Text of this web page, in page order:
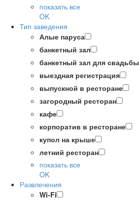
показать все
OK
Тип заведения
Алые паруса
банкетный зал
банкетный зал для свадьбы
выездная регистрация
выпускной в ресторане
загородный ресторан
кафе
корпоратив в ресторане
купол на крыше
летний ресторан
показать все
OK
Развлечения
Wi-Fi